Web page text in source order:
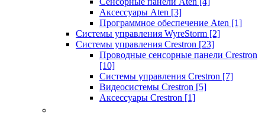
Аксессуары Aten [3]
Программное обеспечение Aten [1]
Системы управления WyreStorm [2]
Системы управления Crestron [23]
Проводные сенсорные панели Crestron
[10]
Системы управления Crestron [7]
Видеосистемы Crestron [5]
Аксессуары Crestron [1]